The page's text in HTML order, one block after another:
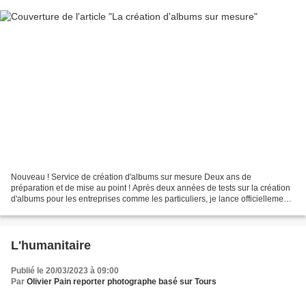
Nouveau ! Service de création d'albums sur mesure Deux ans de
préparation et de mise au point ! Après deux années de tests sur la création
d'albums pour les entreprises comme les particuliers, je lance officiellement
L'humanitaire
Publié le 20/03/2023 à 09:00
Par Olivier Pain reporter photographe basé sur Tours